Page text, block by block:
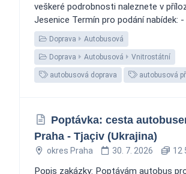
veškeré podrobnosti naleznete v
Jesenice Termín pro podání nabídek:
Doprava Autobusová
Doprava Autobusová Vnitrostátní
autobusová doprava autobusová
Poptávka: cesta
Praha - Tjaçiv (Ukrajina)
okres Praha 30. 7. 2026 12
Popis zakázky: Poptávám autobus